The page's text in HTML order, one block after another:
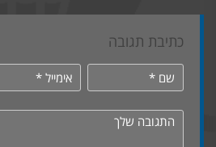
כתיבת תגובה